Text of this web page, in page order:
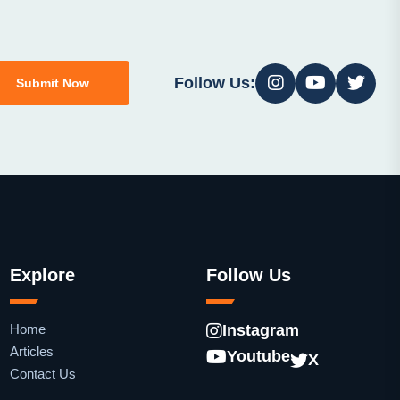
Submit Now Follow Us:
Explore
Home
Articles
Contact Us
Follow Us
Instagram
Youtube
X